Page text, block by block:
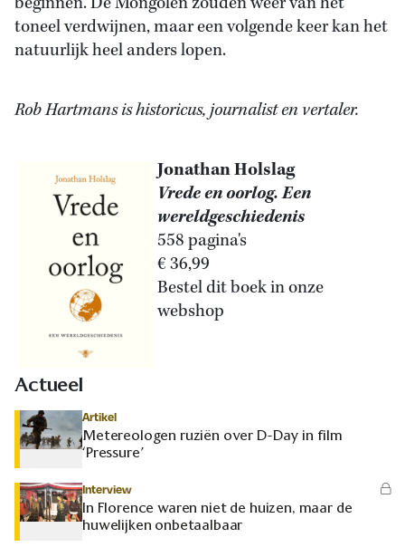
toneel verdwijnen, maar een volgende keer kan het
natuurlijk heel anders lopen.
Rob Hartmans is historicus, journalist en vertaler.
Jonathan Holslag
Vrede en oorlog. Een
wereldgeschiedenis
558 pagina's
€ 36,99
Bestel dit boek in onze
webshop
Actueel
Artikel
Metereologen ruziën over D-Day in film
‘Pressure’
Interview
In Florence waren niet de huizen, maar de
huwelijken onbetaalbaar